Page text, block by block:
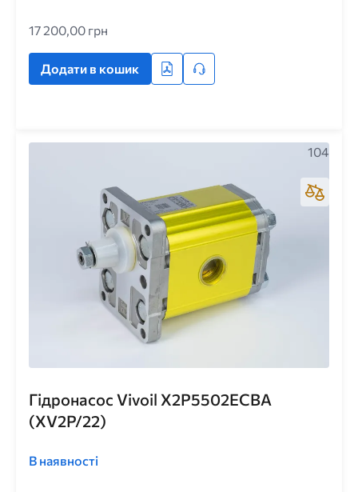
17 200,00 грн
Додати в кошик
Гідронасос Vivoil X2P5502ECBA
(XV2P/22)
В наявності
104